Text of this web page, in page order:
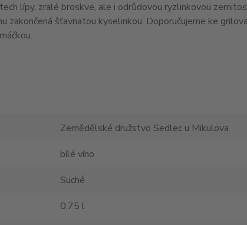
lípy, zralé broskve, ale i odrůdovou ryzlinkovou
zakončená šťavnatou kyselinkou. Doporučujeme ke
Zemědělské družstvo Sedlec u Mikulova
bílé víno
Suché
0,75 l